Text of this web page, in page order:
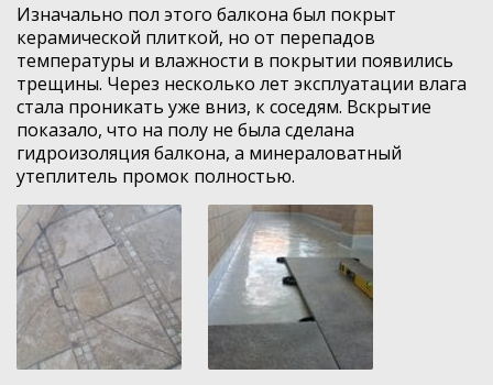
Изначально пол этого балкона был покрыт
керамической плиткой, но от перепадов
температуры и влажности в покрытии появились
трещины. Через несколько лет эксплуатации влага
стала проникать уже вниз, к соседям. Вскрытие
показало, что на полу не была сделана
гидроизоляция балкона, а минераловатный
утеплитель промок полностью.